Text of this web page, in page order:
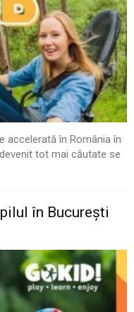
accelerată în România în
tot mai căutate se
în București